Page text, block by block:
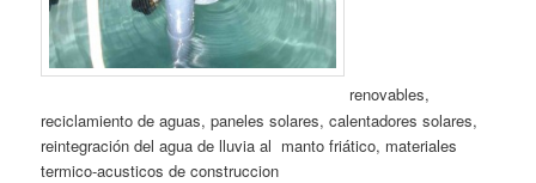
renovables,
reciclamiento de aguas, paneles solares, calentadores solares,
reintegración del agua de lluvia al manto friático, materiales
termico-acusticos de construccion